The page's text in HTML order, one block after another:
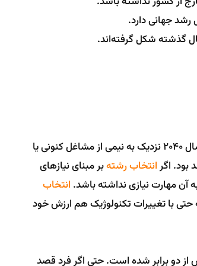
رشد جهانی دارد.
گذشته شکل گرفته‌اند.
بر اساس داده‌های سازمان همکاری و توسعه اقتصادی (OECD)، تا سال 2040 نزدیک به نیمی از مشاغل کنونی یا
بود. اگرانتخاب رشتهبر مبنای نیازهای
آن مهارت نیازی نداشته باشد. انتخاب
حتی با تغییرات تکنولوژیک هم ارزش خود
از دو برابر شده است. حتی اگر فرد قصد